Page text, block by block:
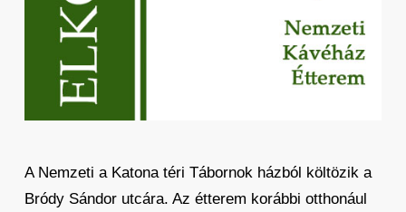
A Nemzeti a Katona téri Tábornok házból költözik a
Bródy Sándor utcára. Az étterem korábbi otthonául